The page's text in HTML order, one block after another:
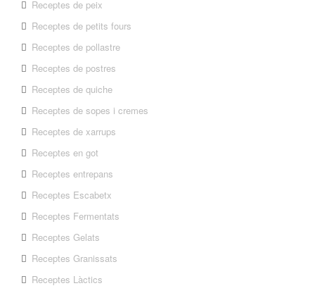
Receptes de peix
Receptes de petits fours
Receptes de pollastre
Receptes de postres
Receptes de quiche
Receptes de sopes i cremes
Receptes de xarrups
Receptes en got
Receptes entrepans
Receptes Escabetx
Receptes Fermentats
Receptes Gelats
Receptes Granissats
Receptes Làctics